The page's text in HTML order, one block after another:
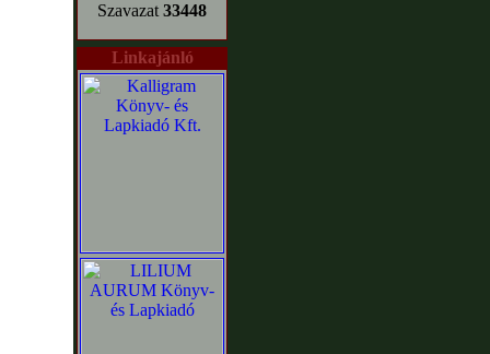
Szavazat 33448
Linkajánló